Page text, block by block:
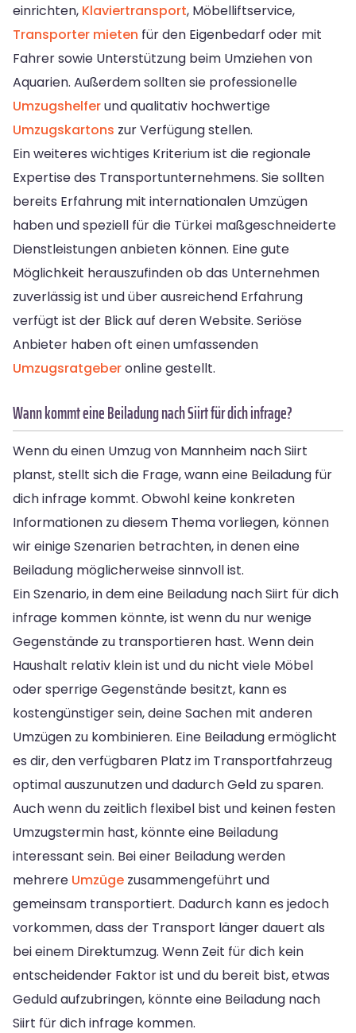
einrichten, Klaviertransport, Möbelliftservice,
Transporter mieten für den Eigenbedarf oder mit
Fahrer sowie Unterstützung beim Umziehen von
Aquarien. Außerdem sollten sie professionelle
Umzugshelferund qualitativ hochwertige
Umzugskartons zur Verfügung stellen.
Ein weiteres wichtiges Kriterium ist die regionale
Expertise des Transportunternehmens. Sie sollten
bereits Erfahrung mit internationalen Umzügen
haben und speziell für die Türkei maßgeschneiderte
Dienstleistungen anbieten können. Eine gute
Möglichkeit herauszufinden ob das Unternehmen
zuverlässig ist und über ausreichend Erfahrung
verfügt ist der Blick auf deren Website. Seriöse
Anbieter haben oft einen umfassenden
Umzugsratgeberonline gestellt.
Wann kommt eine Beiladung nach Siirt für dich infrage?
Wenn du einen Umzug von Mannheim nach Siirt
planst, stellt sich die Frage, wann eine Beiladung für
dich infrage kommt. Obwohl keine konkreten
Informationen zu diesem Thema vorliegen, können
wir einige Szenarien betrachten, in denen eine
Beiladung möglicherweise sinnvoll ist.
Ein Szenario, in dem eine Beiladung nach Siirt für dich
infrage kommen könnte, ist wenn du nur wenige
Gegenstände zu transportieren hast. Wenn dein
Haushalt relativ klein ist und du nicht viele Möbel
oder sperrige Gegenstände besitzt, kann es
kostengünstiger sein, deine Sachen mit anderen
Umzügen zu kombinieren. Eine Beiladung ermöglicht
es dir, den verfügbaren Platz im Transportfahrzeug
optimal auszunutzen und dadurch Geld zu sparen.
Auch wenn du zeitlich flexibel bist und keinen festen
Umzugstermin hast, könnte eine Beiladung
interessant sein. Bei einer Beiladung werden
mehrere Umzüge zusammengeführt und
gemeinsam transportiert. Dadurch kann es jedoch
vorkommen, dass der Transport länger dauert als
bei einem Direktumzug. Wenn Zeit für dich kein
entscheidender Faktor ist und du bereit bist, etwas
Geduld aufzubringen, könnte eine Beiladung nach
Siirt für dich infrage kommen.